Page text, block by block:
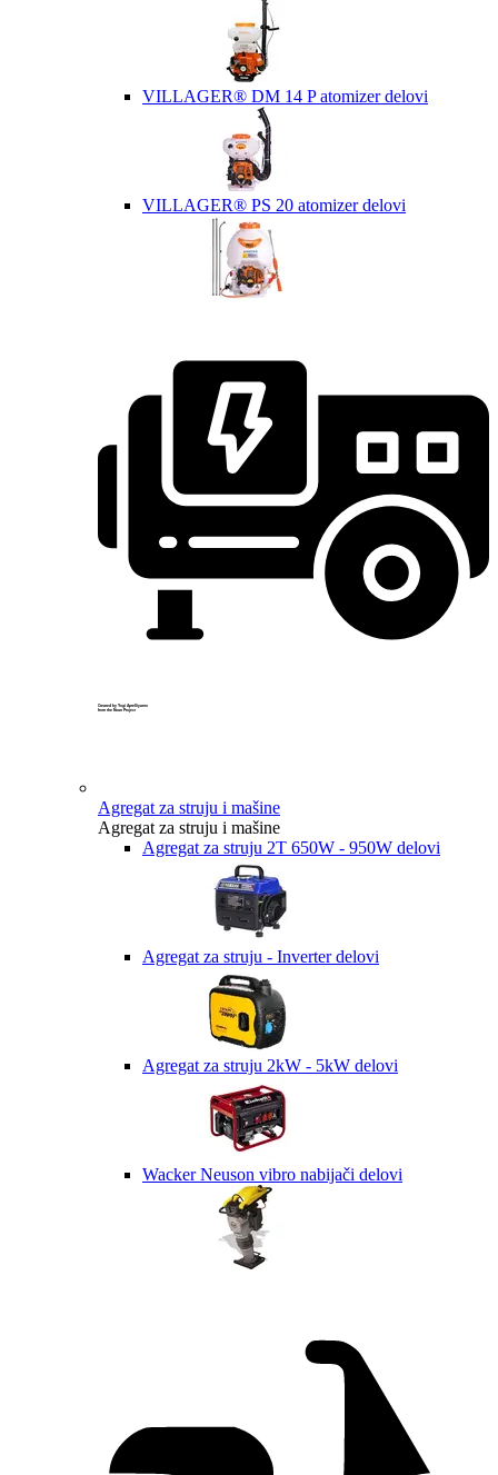
VILLAGER® DM 14 P atomizer delovi
VILLAGER® PS 20 atomizer delovi
Created by Yogi Aprelliyanto
from the Noun Project
Agregat za struju i mašine
Agregat za struju i mašine
Agregat za struju 2T 650W - 950W delovi
Agregat za struju - Inverter delovi
Agregat za struju 2kW - 5kW delovi
Wacker Neuson vibro nabijači delovi